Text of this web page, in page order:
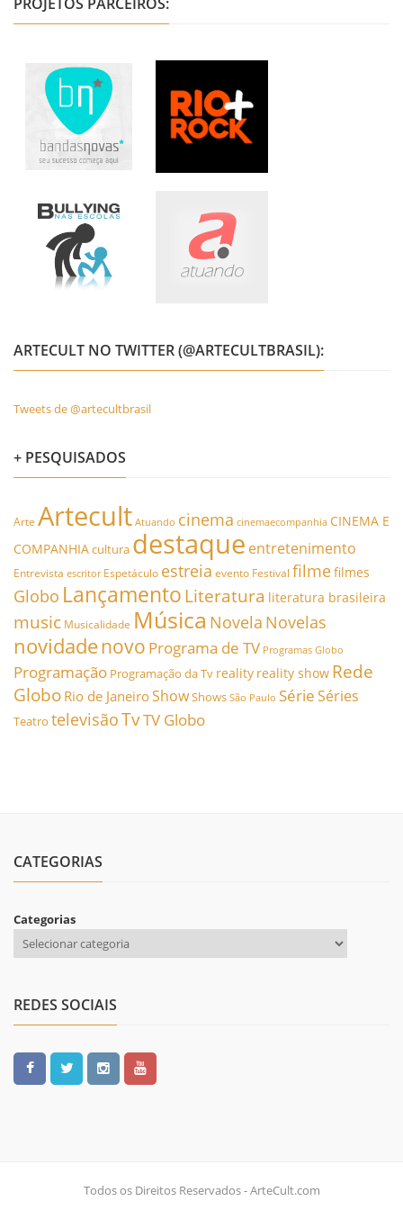
ARTECULT NO TWITTER (@ARTECULTBRASIL):
Tweets de @artecultbrasil
+ PESQUISADOS
Arte Artecult Atuando cinema cinemaecompanhia CINEMA E
COMPANHIAcultura destaque entretenimento
Entrevista escritor Espetáculo estreia evento Festival filmefilmes
Globo Lançamento Literatura literatura brasileira
music Musicalidade Música Novela Novelas
novidadenovo Programa de TV Programas Globo
Programação Programação da Tv reality reality show Rede
Globo Rio de JaneiroShowShows São Paulo SérieSéries
Teatro televisãoTvTV Globo
CATEGORIAS
Categorias
REDES SOCIAIS
Todos os Direitos Reservados - ArteCult.com